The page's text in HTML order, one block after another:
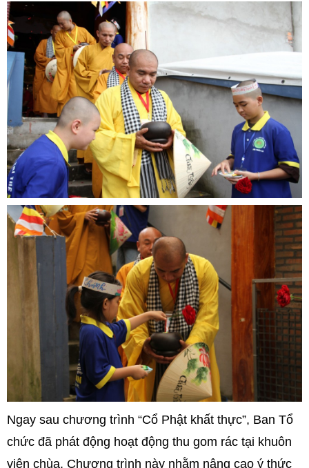
Ngay sau chương trình “Cổ Phật khất thực”, Ban Tổ
chức đã phát động hoạt động thu gom rác tại khuôn
viên chùa. Chương trình này nhằm nâng cao ý thức